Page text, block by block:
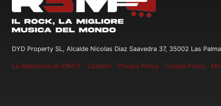
DYD Property SL, Alcalde Nicolas Diaz Saavedra 37, 35002 Las
La Redazione di R3M.IT Contatti Privacy Policy Cookie Policy